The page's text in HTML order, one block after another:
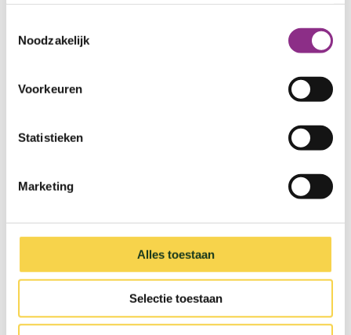
Noodzakelijk
Voorkeuren
Statistieken
Marketing
Alles toestaan
Selectie toestaan
de grond en laten het geleidelijk weglekken,
waardoor je tuin beter bestand is tegen buien én
droogte.
Regenpijp afkoppelen
Door je regenpijp af te koppelen, stroomt het
schoon water je tuin in of in een regenton of een
bescherm je je woning tegen wateroverlast én